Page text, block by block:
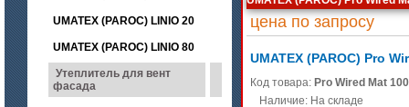
UMATEX (PAROC) LINIO 20
UMATEX (PAROC) LINIO 80
Утеплитель для вент
фасада
цена по запросу
UMATEX (PAROC) Pro
Код товара: Pro Wired Mat
Наличие: На складе